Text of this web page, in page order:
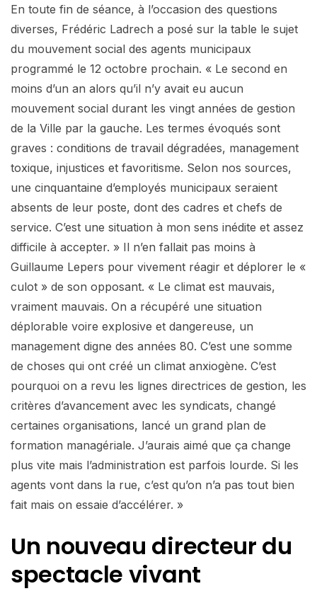
En toute fin de séance, à l’occasion des questions
diverses, Frédéric Ladrech a posé sur la table le sujet
du mouvement social des agents municipaux
programmé le 12 octobre prochain. « Le second en
moins d’un an alors qu’il n’y avait eu aucun
mouvement social durant les vingt années de gestion
de la Ville par la gauche. Les termes évoqués sont
graves : conditions de travail dégradées, management
toxique, injustices et favoritisme. Selon nos sources,
une cinquantaine d’employés municipaux seraient
absents de leur poste, dont des cadres et chefs de
service. C’est une situation à mon sens inédite et assez
difficile à accepter. » Il n’en fallait pas moins à
Guillaume Lepers pour vivement réagir et déplorer le «
culot » de son opposant. « Le climat est mauvais,
vraiment mauvais. On a récupéré une situation
déplorable voire explosive et dangereuse, un
management digne des années 80. C’est une somme
de choses qui ont créé un climat anxiogène. C’est
pourquoi on a revu les lignes directrices de gestion, les
critères d’avancement avec les syndicats, changé
certaines organisations, lancé un grand plan de
formation managériale. J’aurais aimé que ça change
plus vite mais l’administration est parfois lourde. Si les
agents vont dans la rue, c’est qu’on n’a pas tout bien
fait mais on essaie d’accélérer. »
Un nouveau directeur du
spectacle vivant